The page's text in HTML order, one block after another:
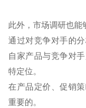
此外，市场调研也能
通过对竞争对手的
自家产品与竞争对
特定位。
在产品定价、促销
重要的。